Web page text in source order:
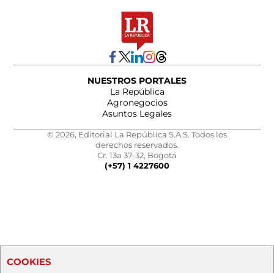
NUESTROS PORTALES
La República
Agronegocios
Asuntos Legales
© 2026, Editorial La República S.A.S. Todos los
derechos reservados.
Cr. 13a 37-32, Bogotá
(+57) 1 4227600
COOKIES